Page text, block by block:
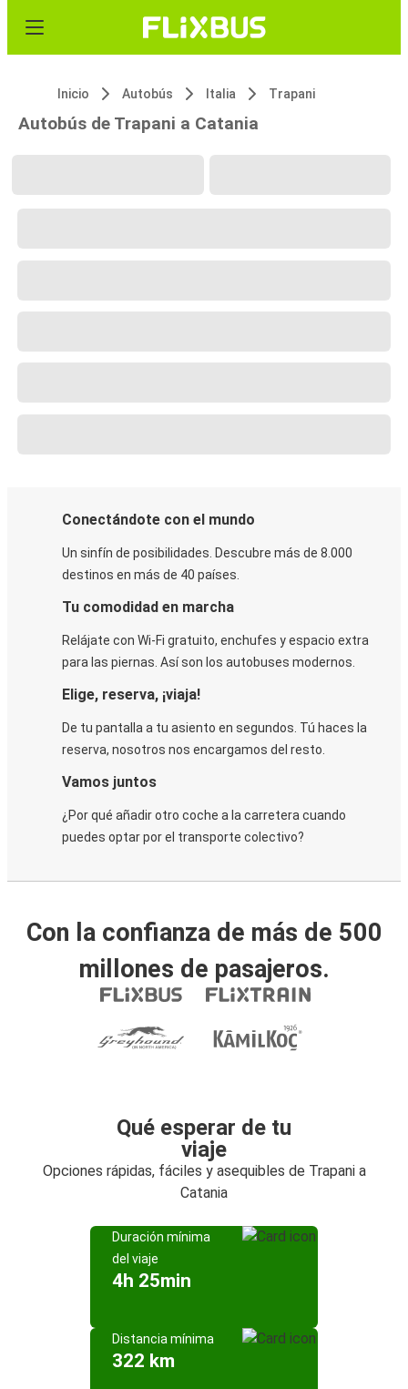
Inicio Autobús Italia Trapani
Autobús de Trapani a Catania
Conectándote con el mundo
Un sinfín de posibilidades. Descubre más de 8.000
destinos en más de 40 países.
Tu comodidad en marcha
Relájate con Wi-Fi gratuito, enchufes y espacio extra
para las piernas. Así son los autobuses modernos.
Elige, reserva, ¡viaja!
De tu pantalla a tu asiento en segundos. Tú haces la
reserva, nosotros nos encargamos del resto.
Vamos juntos
¿Por qué añadir otro coche a la carretera cuando
puedes optar por el transporte colectivo?
Con la confianza de más de 500
millones de pasajeros.
Qué esperar de tu
viaje
Opciones rápidas, fáciles y asequibles de Trapani a
Catania
Duración mínima
del viaje
4h 25min
Distancia mínima
322 km